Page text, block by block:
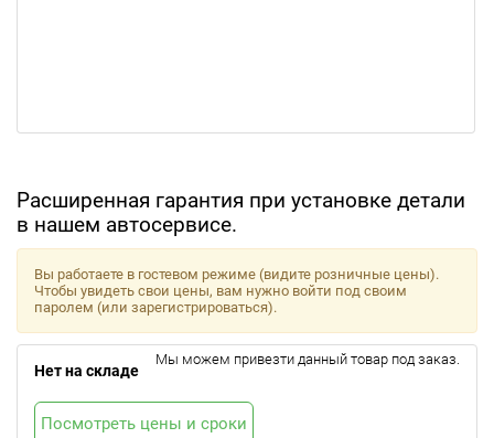
Расширенная гарантия при установке детали
в нашем автосервисе.
Вы работаете в гостевом режиме (видите розничные цены).
Чтобы увидеть свои цены, вам нужно войти под своим
паролем (или зарегистрироваться).
Нет на складе
Мы можем привезти данный товар под заказ.
Посмотреть цены и сроки